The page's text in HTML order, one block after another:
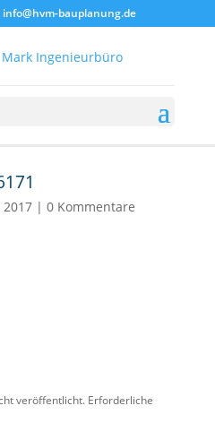
info@hvm-bauplanung.de
2017| 0 Kommentare
veröffentlicht. Erforderliche